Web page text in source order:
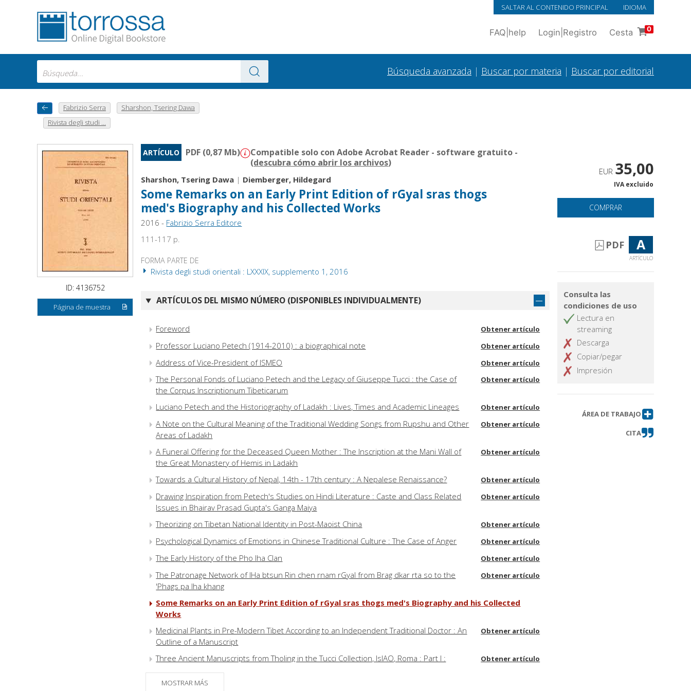
SALTAR AL CONTENIDO PRINCIPAL IDIOMA
FAQ help Login Registro Cesta 0
Búsqueda avanzada | Buscar por materia | Buscar por editorial
Fabrizio Serra
Sharshon, Tsering Dawa
Rivista degli studi ...
ID: 4136752
Página de muestra
ARTÍCULO PDF (0,87 Mb)
Compatible solo con Adobe Acrobat Reader - software gratuito -
(descubra cómo abrir los archivos)
Sharshon, Tsering Dawa | Diemberger, Hildegard
Some Remarks on an Early Print Edition of rGyal sras thogs
med's Biography and his Collected Works
2016 - Fabrizio Serra Editore
111-117 p.
FORMA PARTE DE
Rivista degli studi orientali : LXXXIX, supplemento 1, 2016
ARTÍCULOS DEL MISMO NÚMERO (DISPONIBLES INDIVIDUALMENTE)
Foreword Obtener artículo
Professor Luciano Petech (1914-2010) : a biographical note Obtener artículo
Address of Vice-President of ISMEO Obtener artículo
The Personal Fonds of Luciano Petech and the Legacy of Giuseppe Tucci : the Case of
the Corpus Inscriptionum Tibeticarum
Obtener artículo
Luciano Petech and the Historiography of Ladakh : Lives, Times and Academic Lineages Obtener artículo
A Note on the Cultural Meaning of the Traditional Wedding Songs from Rupshu and Other
Areas of Ladakh
Obtener artículo
A Funeral Offering for the Deceased Queen Mother : The Inscription at the Mani Wall of
the Great Monastery of Hemis in Ladakh
Obtener artículo
Towards a Cultural History of Nepal, 14th - 17th century : A Nepalese Renaissance? Obtener artículo
Drawing Inspiration from Petech's Studies on Hindi Literature : Caste and Class Related
Issues in Bhairav Prasad Gupta's Ganga Maiya
Obtener artículo
Theorizing on Tibetan National Identity in Post-Maoist China Obtener artículo
Psychological Dynamics of Emotions in Chinese Traditional Culture : The Case of Anger Obtener artículo
The Early History of the Pho lha Clan Obtener artículo
The Patronage Network of lHa btsun Rin chen rnam rGyal from Brag dkar rta so to the
'Phags pa lha khang
Obtener artículo
Some Remarks on an Early Print Edition of rGyal sras thogs med's Biography and his Collected
Works
Medicinal Plants in Pre-Modern Tibet According to an Independent Traditional Doctor : An
Outline of a Manuscript
Obtener artículo
Three Ancient Manuscripts from Tholing in the Tucci Collection, IsIAO, Roma : Part I :
Obtener artículo
A Tibetan Mahabodhi : The Main Image in the Dpal'khor chos sde of rGyal rtse
MOSTRAR MÁS
EUR 35,00
IVA excluido
COMPRAR
PDF A
ARTÍCULO
Consulta las
condiciones de uso
Lectura en
streaming
Descarga
Copiar/pegar
Impresión
ÁREA DE TRABAJO
CITA